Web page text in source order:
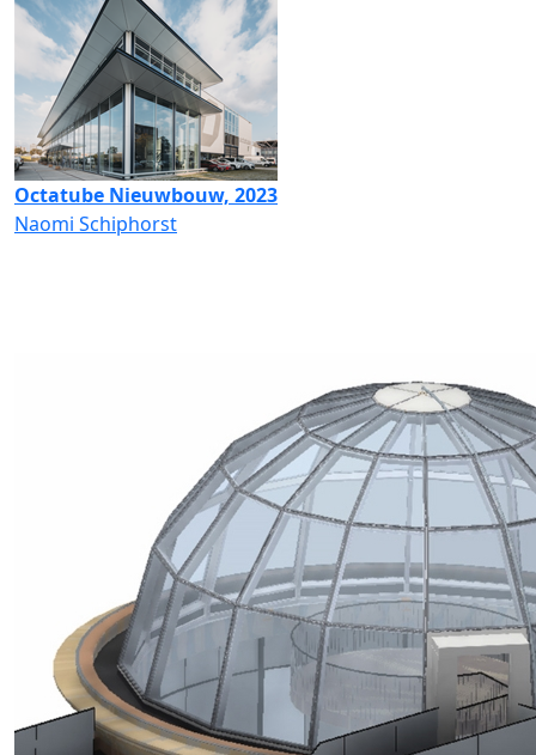
Octatube Nieuwbouw, 2023
Naomi Schiphorst